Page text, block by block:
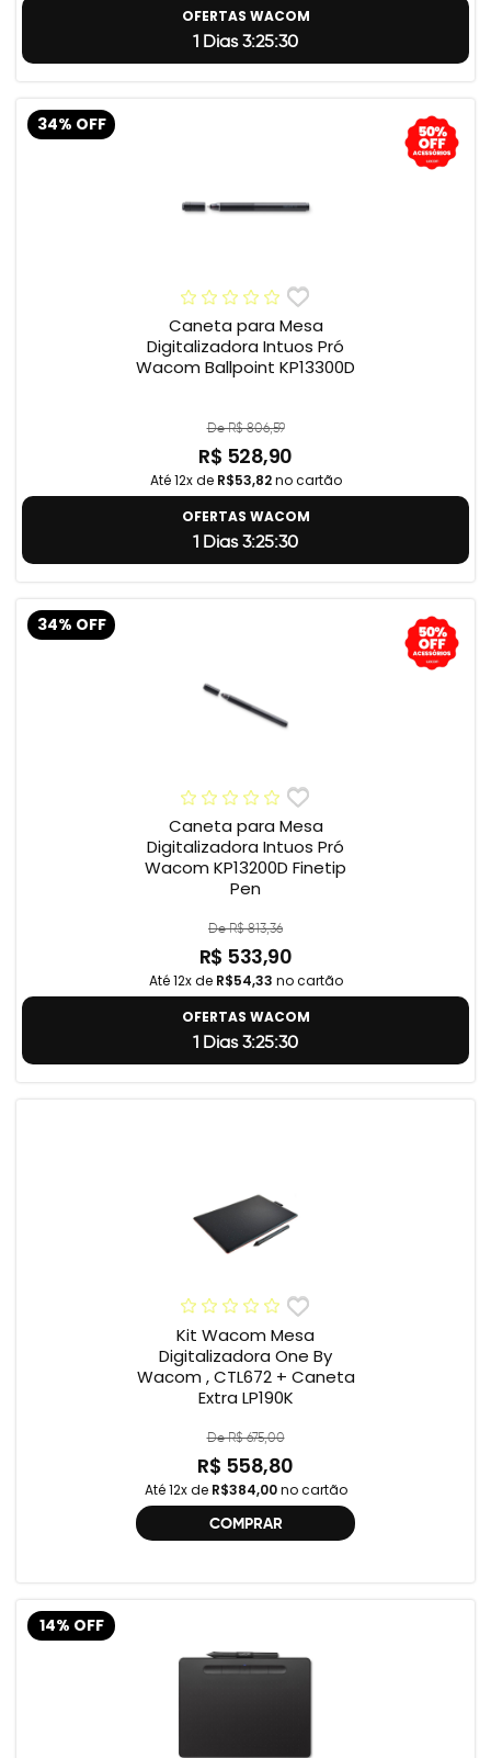
OFERTAS WACOM
1 Dias 3:25:29
34% OFF
Caneta para Mesa
Digitalizadora Intuos Pró
Wacom Ballpoint KP13300D
De R$ 806,59
R$ 528,90
Até 12x de R$53,82no cartão
OFERTAS WACOM
1 Dias 3:25:29
34% OFF
Caneta para Mesa
Digitalizadora Intuos Pró
Wacom KP13200D Finetip
Pen
De R$ 813,36
R$ 533,90
Até 12x de R$54,33 no cartão
OFERTAS WACOM
1 Dias 3:25:29
Kit Wacom Mesa
Digitalizadora One By
Wacom , CTL672 + Caneta
Extra LP190K
De R$ 675,00
R$ 558,80
Até 12x de R$384,00no cartão
COMPRAR
14% OFF